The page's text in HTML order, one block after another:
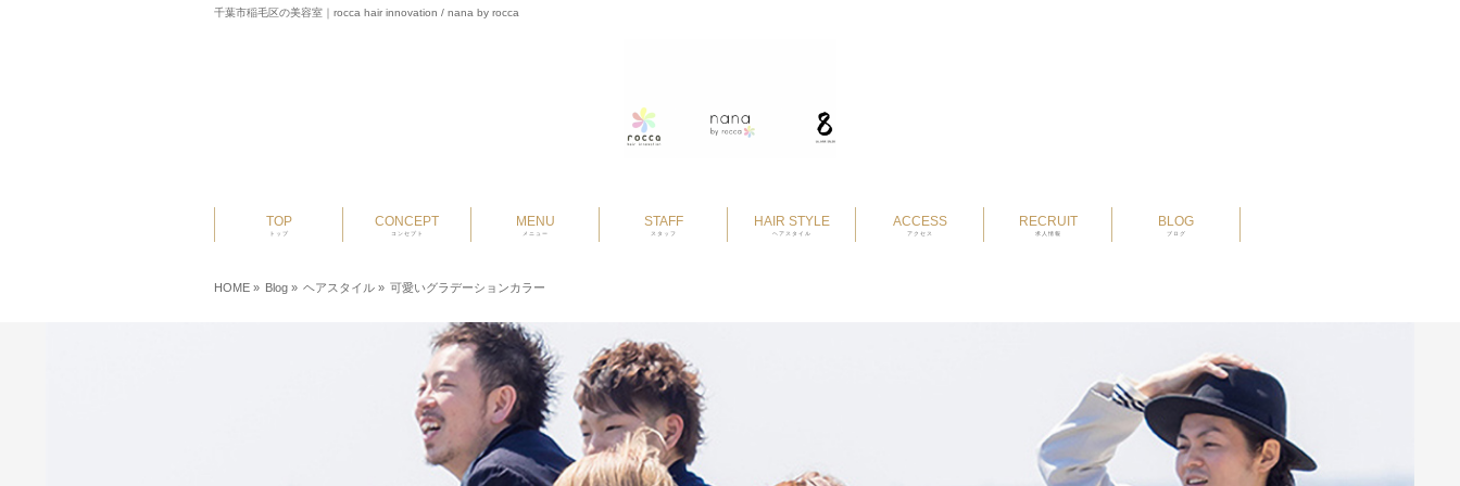
千葉市稲毛区の美容室｜rocca hair innovation / nana by rocca
TOP
トップ
CONCEPT
コンセプト
MENU
メニュー
STAFF
スタッフ
HAIR STYLE
ヘアスタイル
ACCESS
アクセス
RECRUIT
求人情報
BLOG
ブログ
HOME » Blog » ヘアスタイル » 可愛いグラデーションカラー